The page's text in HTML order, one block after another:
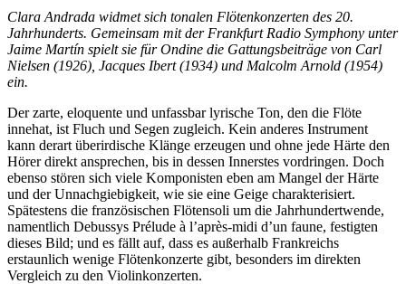
Clara Andrada widmet sich tonalen Flötenkonzerten des 20.
Jahrhunderts. Gemeinsam mit der Frankfurt Radio Symphony unter
Jaime Martín spielt sie für Ondine die Gattungsbeiträge von Carl
Nielsen (1926), Jacques Ibert (1934) und Malcolm Arnold (1954)
ein.
Der zarte, eloquente und unfassbar lyrische Ton, den die Flöte
innehat, ist Fluch und Segen zugleich. Kein anderes Instrument
kann derart überirdische Klänge erzeugen und ohne jede Härte den
Hörer direkt ansprechen, bis in dessen Innerstes vordringen. Doch
ebenso stören sich viele Komponisten eben am Mangel der Härte
und der Unnachgiebigkeit, wie sie eine Geige charakterisiert.
Spätestens die französischen Flötensoli um die Jahrhundertwende,
namentlich Debussys Prélude à l’après-midi d’un faune, festigten
dieses Bild; und es fällt auf, dass es außerhalb Frankreichs
erstaunlich wenige Flötenkonzerte gibt, besonders im direkten
Vergleich zu den Violinkonzerten.